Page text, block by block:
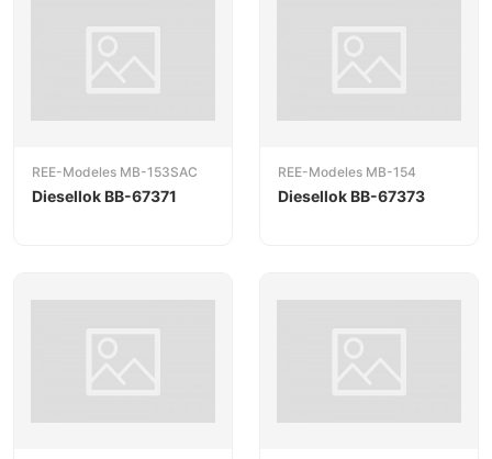
REE-Modeles MB-153SAC
Diesellok BB-67371
REE-Modeles MB-154
Diesellok BB-67373